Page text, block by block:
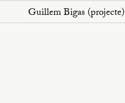
Guillem Bigas (projecte)